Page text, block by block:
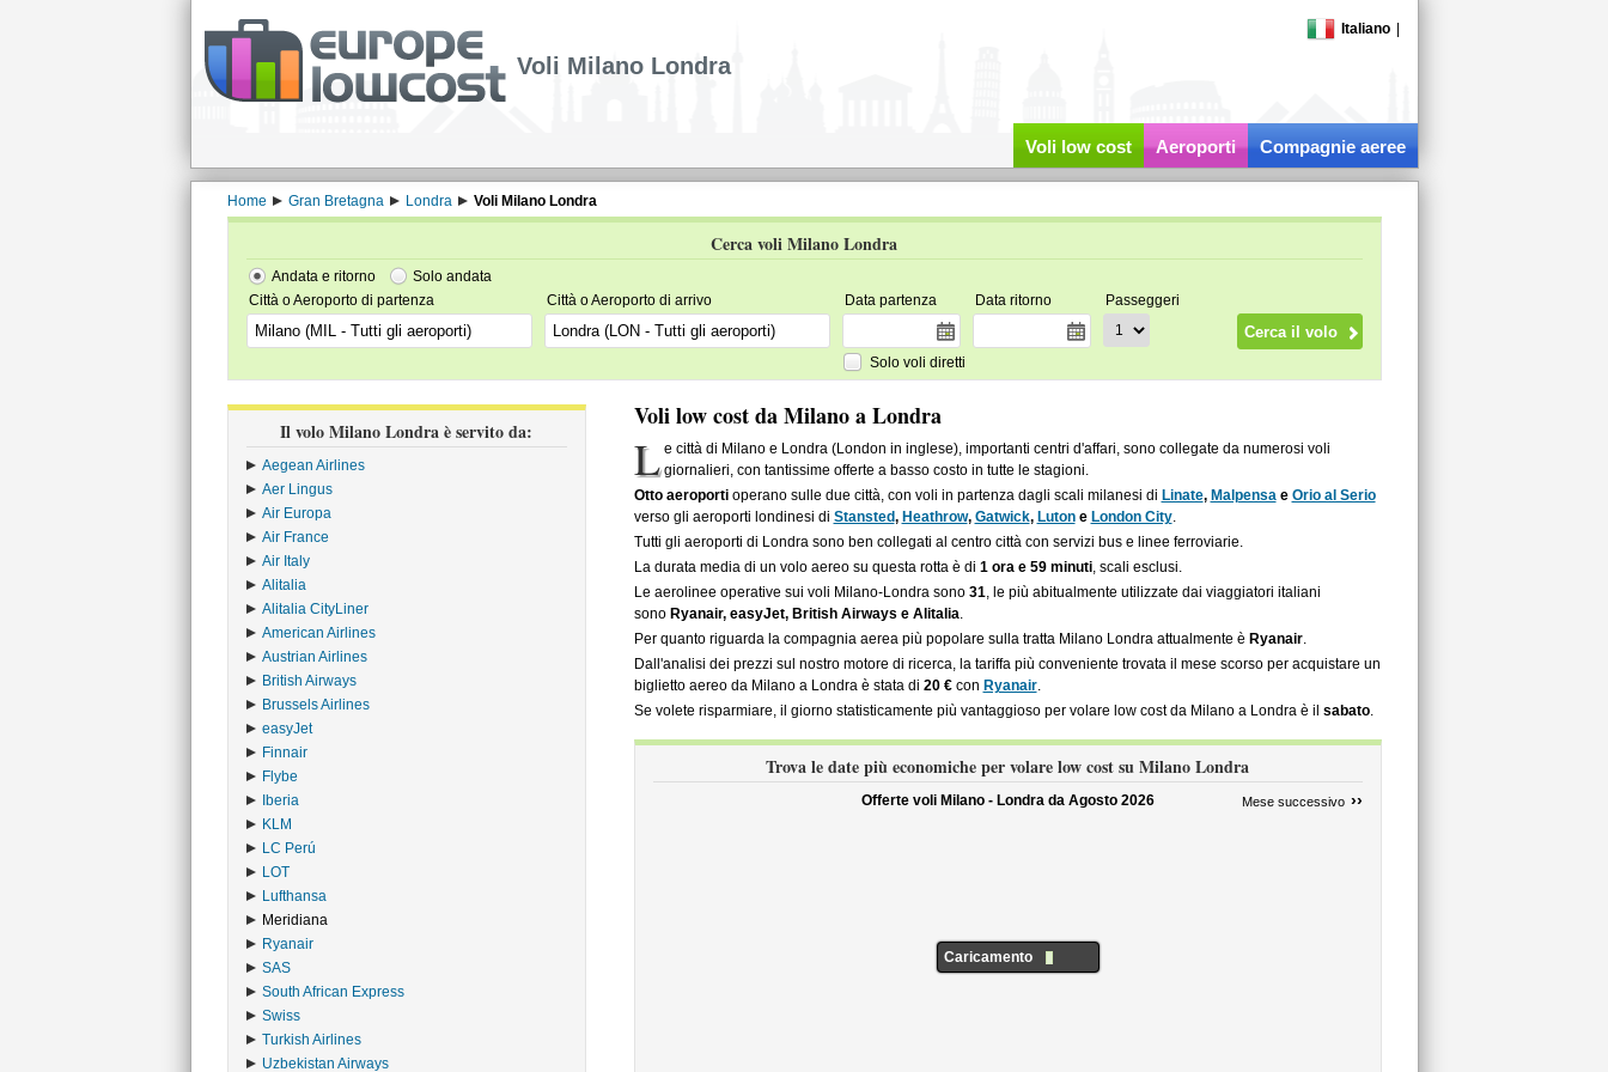
Italiano
Voli Milano Londra
Voli low cost Aeroporti Compagnie aeree
Home Gran Bretagna Londra Voli Milano Londra
Cerca voli Milano Londra
Andata e ritorno
Solo andata
Città o Aeroporto di partenza
Città o Aeroporto di arrivo Data partenza Data ritorno Passeggeri
Solo voli diretti
Il volo Milano Londra è servito da:
Aegean Airlines
Aer Lingus
Air Europa
Air France
Air Italy
Alitalia
Alitalia CityLiner
American Airlines
Austrian Airlines
British Airways
Brussels Airlines
easyJet
Finnair
Flybe
Iberia
KLM
LC Perú
LOT
Lufthansa
Meridiana
Ryanair
SAS
South African Express
Swiss
Turkish Airlines
Uzbekistan Airways
Voli low cost da Milano a Londra
L e città di Milano e Londra (London in inglese), importanti centri d'affari, sono collegate da numerosi voli
giornalieri, con tantissime offerte a basso costo in tutte le stagioni.
Otto aeroportioperano sulle due città, con voli in partenza dagli scali milanesi di Linate, Malpensae Orio al Serio
verso gli aeroporti londinesi di Stansted, Heathrow, Gatwick, Lutone London City.
Tutti gli aeroporti di Londra sono ben collegati al centro città con servizi bus e linee ferroviarie.
La durata media di un volo aereo su questa rotta è di 1 ora e 59 minuti, scali esclusi.
Le aerolinee operative sui voli Milano-Londra sono 31, le più abitualmente utilizzate dai viaggiatori italiani
sono Ryanair, easyJet, British Airways e Alitalia.
Per quanto riguarda la compagnia aerea più popolare sulla tratta Milano Londra attualmente è Ryanair.
Dall'analisi dei prezzi sul nostro motore di ricerca, la tariffa più conveniente trovata il mese scorso per acquistare un
biglietto aereo da Milano a Londra è stata di 20 €con Ryanair.
Se volete risparmiare, il giorno statisticamente più vantaggioso per volare low cost da Milano a Londra è il sabato.
Trova le date più economiche per volare low cost su Milano Londra
Offerte voli Milano - Londra da Agosto 2026 Mese successivo ››
Caricamento